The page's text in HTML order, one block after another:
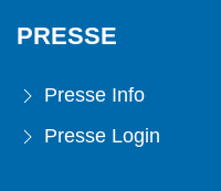
PRESSE
Presse Info
Presse Login